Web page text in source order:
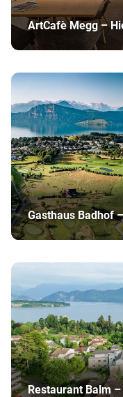
ArtCafè Megg –
Gasthaus Badhof
Restaurant Balm